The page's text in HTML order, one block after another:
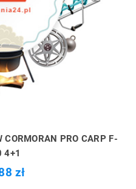
CORMORAN PRO CARP F-
4+1
zł